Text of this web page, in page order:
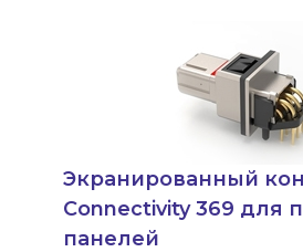
Экранированный
Connectivity 369 для
панелей